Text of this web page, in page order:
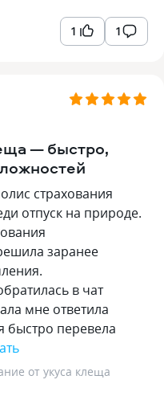
1 1
— быстро,
страхования
отпуск на природе.
заранее
в чат
мне ответила
быстро перевела
от укуса клеща